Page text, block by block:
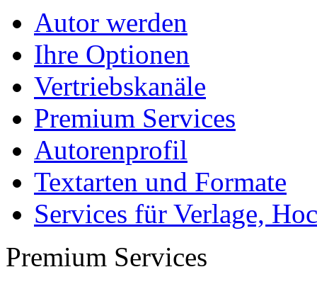
Autor werden
Ihre Optionen
Vertriebskanäle
Premium Services
Autorenprofil
Textarten und Formate
Services für Verlage,
Premium Services